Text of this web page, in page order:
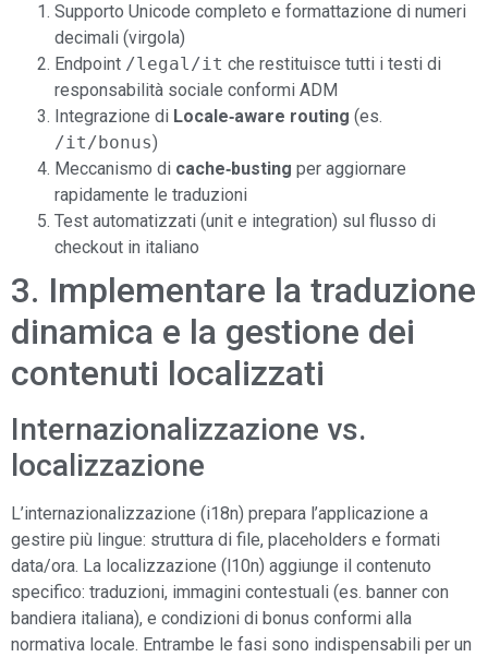
Supporto Unicode completo e formattazione di numeri
decimali (virgola)
Endpoint /legal/it che restituisce tutti i testi di
responsabilità sociale conformi ADM
Integrazione di Locale‑aware routing (es.
/it/bonus)
Meccanismo di cache‑busting per aggiornare
rapidamente le traduzioni
Test automatizzati (unit e integration) sul flusso di
checkout in italiano
3. Implementare la traduzione
dinamica e la gestione dei
contenuti localizzati
Internazionalizzazione vs.
localizzazione
L’internazionalizzazione (i18n) prepara l’applicazione a
gestire più lingue: struttura di file, placeholders e formati
data/ora. La localizzazione (l10n) aggiunge il contenuto
specifico: traduzioni, immagini contestuali (es. banner con
bandiera italiana), e condizioni di bonus conformi alla
normativa locale. Entrambe le fasi sono indispensabili per un